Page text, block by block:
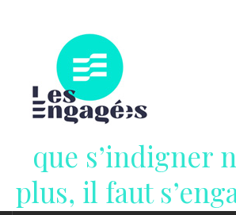
contenu
que s’indigner
plus, il faut